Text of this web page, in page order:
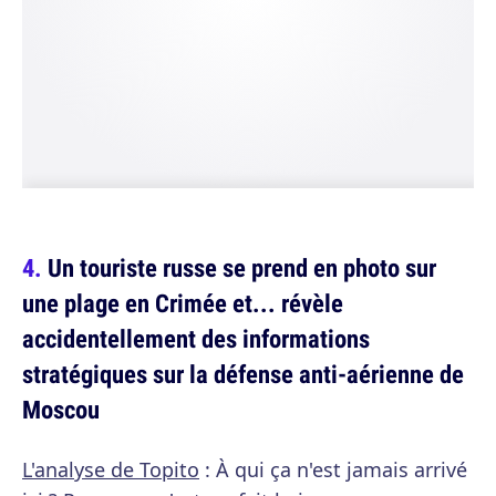
Un touriste russe se prend en photo sur
une plage en Crimée et... révèle
accidentellement des informations
stratégiques sur la défense anti-aérienne de
Moscou
L'analyse de Topito : À qui ça n'est jamais arrivé